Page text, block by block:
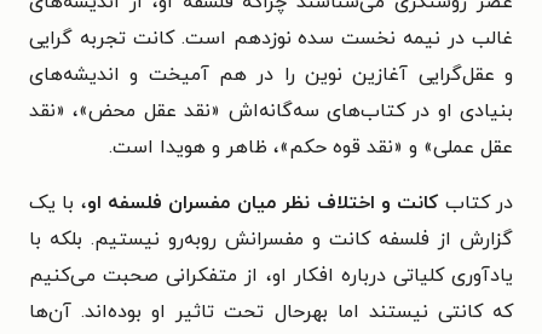
غالب در نیمه نخست سده نوزدهم است. کانتتجربه گرایی
و عقل‌گرایی آغازین نوین را در هم آمیخت و اندیشه‌های
بنیادی او در کتاب‌های سه‌گانه‌اش «نقد عقل محض»، «نقد
عقل عملی» و «نقد قوه حکم»، ظاهر و هویدا است.
در کتاب کانت و اختلاف نظر میان مفسران فلسفه او، با یک
گزارش از فلسفه کانت و مفسرانش روبه‌رو نیستیم. بلکه با
یادآوری کلیاتی درباره افکار او، از متفکرانی صحبت می‌کنیم
که کانتی نیستند اما بهرحال تحت تاثیر او بوده‌اند. آن‌ها